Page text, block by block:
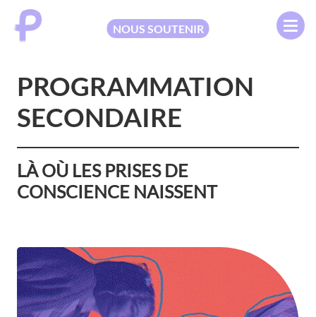
NOUS SOUTENIR
PROGRAMMATION
SECONDAIRE
LÀ OÙ LES PRISES DE
CONSCIENCE NAISSENT